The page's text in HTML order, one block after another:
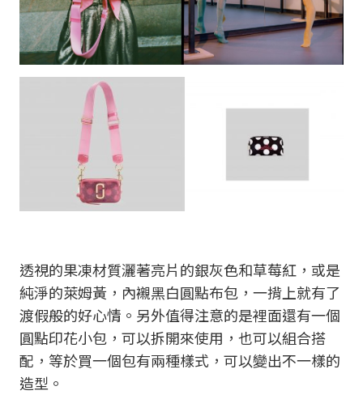
透視的果凍材質灑著亮片的銀灰色和草莓紅，或是
純淨的萊姆黃，內襯黑白圓點布包，一揹上就有了
渡假般的好心情。另外值得注意的是裡面還有一個
圓點印花小包，可以拆開來使用，也可以組合搭
配，等於買一個包有兩種樣式，可以變出不一樣的
造型。